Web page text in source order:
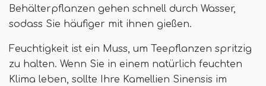
Behälterpflanzen gehen schnell durch Wasser,
sodass Sie häufiger mit ihnen gießen.
Feuchtigkeit ist ein Muss, um Teepflanzen spritzig
zu halten. Wenn Sie in einem natürlich feuchten
Klima leben, sollte Ihre Kamellien Sinensis im